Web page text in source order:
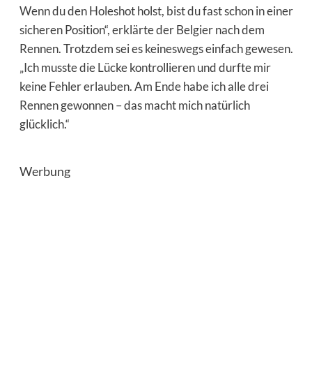
Wenn du den Holeshot holst, bist du fast schon in einer
sicheren Position“, erklärte der Belgier nach dem
Rennen. Trotzdem sei es keineswegs einfach gewesen.
„Ich musste die Lücke kontrollieren und durfte mir
keine Fehler erlauben. Am Ende habe ich alle drei
Rennen gewonnen – das macht mich natürlich
glücklich.“
Werbung